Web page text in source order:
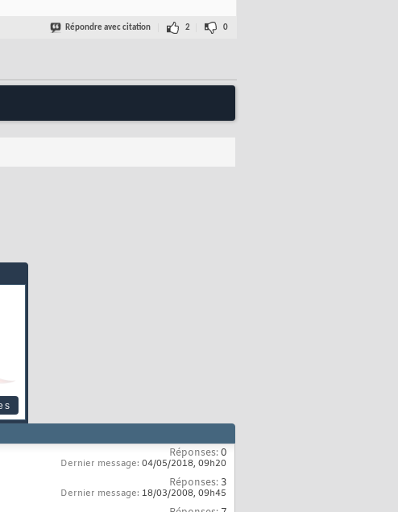
Répondre avec citation 2 0
Réponses:0
Dernier message: 04/05/2018, 09h20
Réponses: 3
Dernier message: 18/03/2008, 09h45